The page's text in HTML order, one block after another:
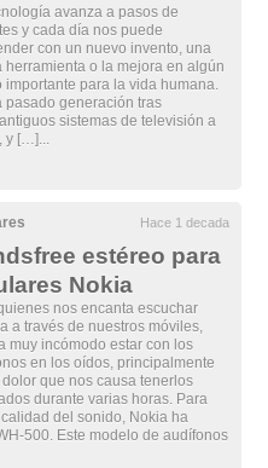
avanza a pasos de
y cada día nos puede
con un nuevo invento, una
herramienta o la mejora en algún
importante para la vida humana.
pasado generación tras
sistemas de televisión a
y […]...
Hace 1 decada
estéreo para
Nokia
nos encanta escuchar
a través de nuestros móviles,
muy incómodo estar con los
en los oídos, principalmente
dolor que nos causa tenerlos
durante varias horas. Para
del sonido, Nokia ha
500. Este modelo de audífonos